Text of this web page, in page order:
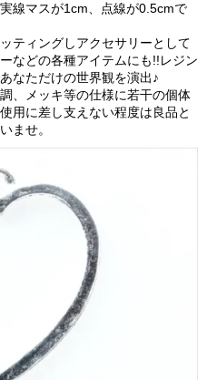
線マスが1cm、点線が0.5cmで
ティングしアクセサリーとして
などの各種アイテムにも!!レジン
なただけの世界観を演出♪
、メッキ等の仕様に若干の個体
用に差し支えない程度は良品と
ませ。